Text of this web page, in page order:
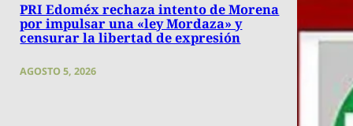
PRI Edoméx rechaza intento de Morena
por impulsar una «ley Mordaza» y
censurar la libertad de expresión
AGOSTO 5, 2026